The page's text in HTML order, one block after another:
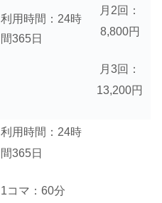
利用時間：24時
間365日
月2回：
8,800円
月3回：
13,200円
利用時間：24時
間365日
1コマ：60分